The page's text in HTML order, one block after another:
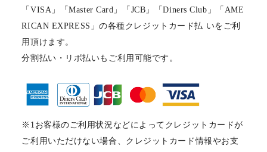
「VISA」「Master Card」「JCB」「Diners Club」「AME
RICAN EXPRESS」の各種クレジットカード払 いをご利
用頂けます。
分割払い・リボ払いもご利用可能です。
※1お客様のご利用状況などによってクレジットカードが
ご利用いただけない場合、クレジットカード情報やお支